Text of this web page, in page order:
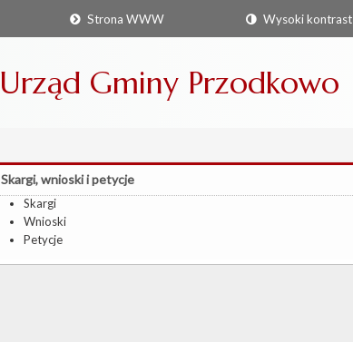
Strona WWW Wysoki kontrast
Urząd Gminy Przodkowo
Skargi, wnioski i petycje
Skargi
Wnioski
Petycje